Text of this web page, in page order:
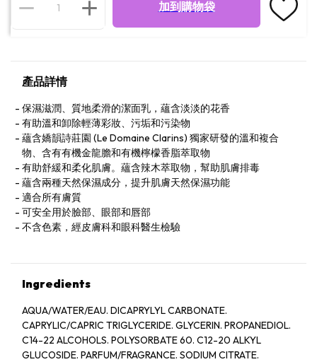
加到購物袋
產品詳情
保濕滋潤、質地柔滑的潔面乳，蘊含淡淡的花香
有助溫和卸除輕薄彩妝、污垢和污染物
蘊含嬌韻詩莊園 (Le Domaine Clarins) 獨家研發的溫和複合
物、含有有機金龍膽和有機檸檬香脂萃取物
有助舒緩和柔化肌膚。蘊含辣木萃取物，幫助肌膚排毒
蘊含兩種天然保濕成分，提升肌膚天然保濕功能
適合所有膚質
可安全用於臉部、眼部和唇部
不含色素，經皮膚科和眼科醫生檢驗
Ingredients
AQUA/WATER/EAU. DICAPRYLYL CARBONATE.
CAPRYLIC/CAPRIC TRIGLYCERIDE. GLYCERIN. PROPANEDIOL.
C14-22 ALCOHOLS. POLYSORBATE 60. C12-20 ALKYL
GLUCOSIDE. PARFUM/FRAGRANCE. SODIUM CITRATE.